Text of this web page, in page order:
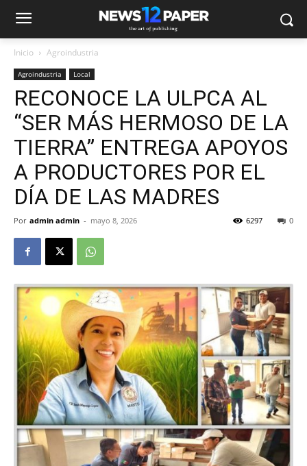
Inicio Agroindustria
Agroindustria Local
RECONOCE LA ULPCA AL
“SER MÁS HERMOSO DE LA
TIERRA” ENTREGA APOYOS
A PRODUCTORES POR EL
DÍA DE LAS MADRES
Por admin admin - mayo 8, 2026 0
6297